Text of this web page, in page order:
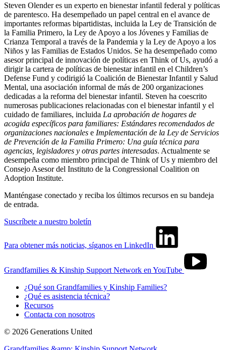
Steven Olender es un experto en bienestar infantil federal y políticas
de parentesco. Ha desempeñado un papel central en el avance de
importantes reformas bipartidistas, incluida la Ley de Transición de
la Familia Primero, la Ley de Apoyo a los Jóvenes y Familias de
Crianza Temporal a través de la Pandemia y la Ley de Apoyo a los
Niños y las Familias de Estados Unidos. Se ha desempeñado como
asesor principal de innovación de políticas en Think of Us, ayudó a
dirigir la cartera de políticas de bienestar infantil en el Children’s
Defense Fund y codirigió la Coalición de Bienestar Infantil y Salud
Mental, una asociación informal de más de 200 organizaciones
dedicadas a la reforma del bienestar infantil. Steven ha coescrito
numerosas publicaciones relacionadas con el bienestar infantil y el
cuidado de familiares, incluida La aprobación de hogares de
acogida específicos para familiares: Estándares recomendados de
organizaciones nacionales e Implementación de la Ley de Servicios
de Prevención de la Familia Primero: Una guía técnica para
agencias, legisladores y otras partes interesadas. Actualmente se
desempeña como miembro principal de Think of Us y miembro del
Consejo Asesor del Instituto de la Congressional Coalition on
Adoption Institute.
Manténgase conectado y reciba los últimos recursos en su bandeja
de entrada.
Suscríbete a nuestro boletín
Para obtener más noticias, síganos en LinkedIn
Grandfamilies & Kinship Support Network en YouTube
¿Qué son Grandfamilies y Kinship Families?
¿Qué es asistencia técnica?
Recursos
Contacta con nosotros
© 2026 Generations United